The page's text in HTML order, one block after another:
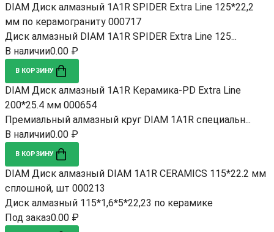
DIAM Диск алмазный 1A1R SPIDER Extra Line 125*22,2
мм по керамограниту 000717
Диск алмазный DIAM 1A1R SPIDER Extra Line 125...
В наличии0.00 ₽
В КОРЗИНУ
DIAM Диск алмазный 1A1R Керамика-PD Extra Line
200*25.4 мм 000654
Премиальный алмазный круг DIAM 1A1R специальн...
В наличии0.00 ₽
В КОРЗИНУ
DIAM Диск алмазный DIAM 1A1R CERAMICS 115*22.2 мм
сплошной, шт 000213
Диск алмазный 115*1,6*5*22,23 по керамике
Под заказ0.00 ₽